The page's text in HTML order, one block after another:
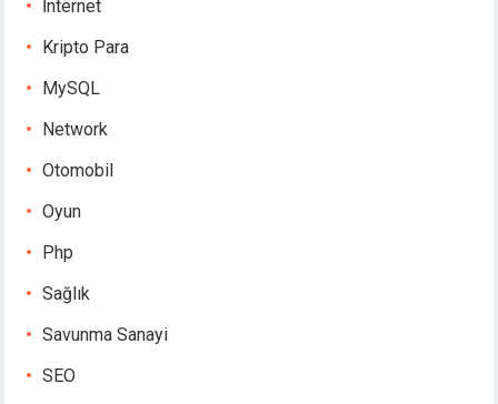
İnternet
Kripto Para
MySQL
Network
Otomobil
Oyun
Php
Sağlık
Savunma Sanayi
SEO